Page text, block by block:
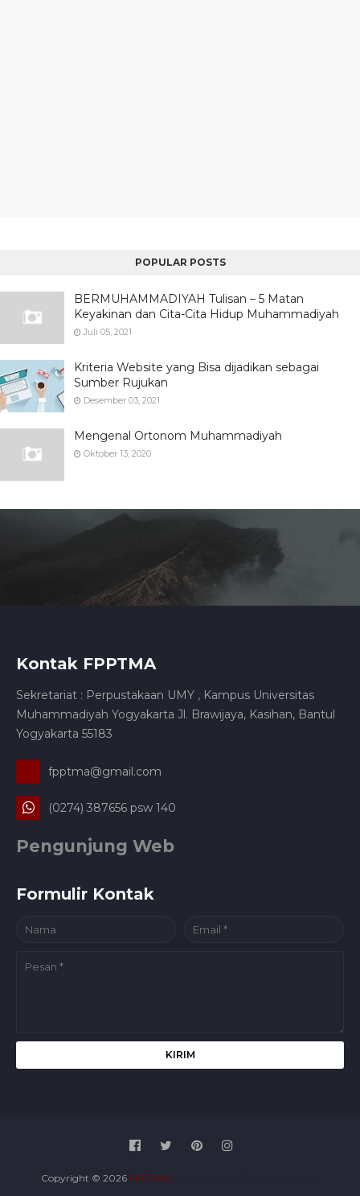
POPULAR POSTS
BERMUHAMMADIYAH Tulisan – 5 Matan
Keyakinan dan Cita-Cita Hidup Muhammadiyah
Juli 05, 2021
Kriteria Website yang Bisa dijadikan sebagai
Sumber Rujukan
Desember 03, 2021
Mengenal Ortonom Muhammadiyah
Oktober 13, 2020
Kontak FPPTMA
Sekretariat : Perpustakaan UMY , Kampus Universitas
Muhammadiyah Yogyakarta Jl. Brawijaya, Kasihan, Bantul
Yogyakarta 55183
fpptma@gmail.com
(0274) 387656 psw 140
Pengunjung Web
Formulir Kontak
Copyright © 2026 FPPTMA